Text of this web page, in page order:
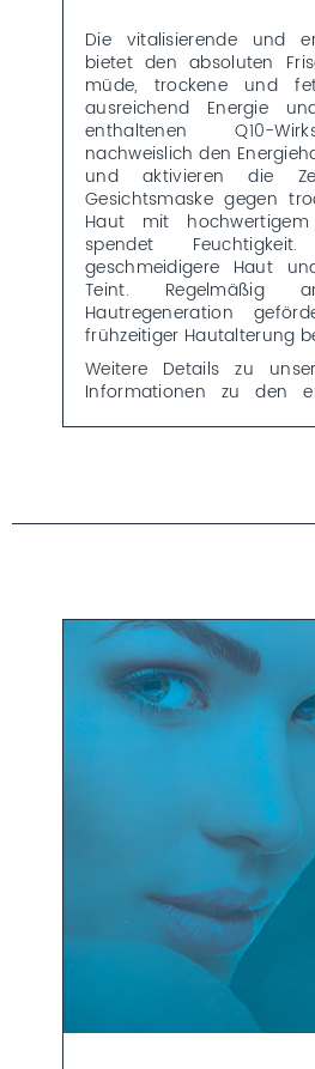
Die vitalisierende und
bietet den absoluten
müde, trockene und
ausreichend Energie
enthaltenen Q10-
nachweislich den
und aktivieren die
Gesichtsmaske gegen
Haut mit
spendet
geschmeidigere Haut
Teint. Regelmäßig
Hautregeneration
frühzeitiger Hautalterung
Weitere Details zu
Informationen zu den